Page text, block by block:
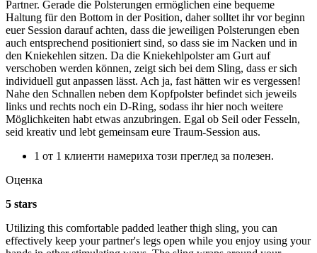
Partner. Gerade die Polsterungen ermöglichen eine bequeme
Haltung für den Bottom in der Position, daher solltet ihr vor beginn
euer Session darauf achten, dass die jeweiligen Polsterungen eben
auch entsprechend positioniert sind, so dass sie im Nacken und in
den Kniekehlen sitzen. Da die Kniekehlpolster am Gurt auf
verschoben werden können, zeigt sich bei dem Sling, dass er sich
individuell gut anpassen lässt. Ach ja, fast hätten wir es vergessen!
Nahe den Schnallen neben dem Kopfpolster befindet sich jeweils
links und rechts noch ein D-Ring, sodass ihr hier noch weitere
Möglichkeiten habt etwas anzubringen. Egal ob Seil oder Fesseln,
seid kreativ und lebt gemeinsam eure Traum-Session aus.
1 от 1 клиенти намериха този преглед за полезен.
Оценка
5 stars
Utilizing this comfortable padded leather thigh sling, you can
effectively keep your partner's legs open while you enjoy using your